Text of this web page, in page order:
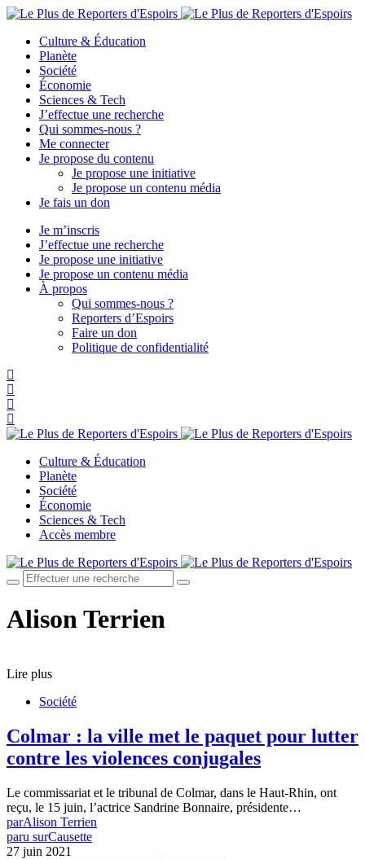
Culture & Éducation
Planète
Société
Économie
Sciences & Tech
J’effectue une recherche
Qui sommes-nous ?
Me connecter
Je propose du contenu
Je propose une initiative
Je propose un contenu média
Je fais un don
Je m’inscris
J’effectue une recherche
Je propose une initiative
Je propose un contenu média
À propos
Qui sommes-nous ?
Reporters d’Espoirs
Faire un don
Politique de confidentialité
Culture & Éducation
Planète
Société
Économie
Sciences & Tech
Accès membre
Alison Terrien
Lire plus
Société
Colmar : la ville met le paquet pour lutter
contre les violences conjugales
Le commissariat et le tribunal de Colmar, dans le Haut-Rhin, ont
reçu, le 15 juin, l’actrice Sandrine Bonnaire, présidente…
parAlison Terrien
paru surCausette
27 juin 2021